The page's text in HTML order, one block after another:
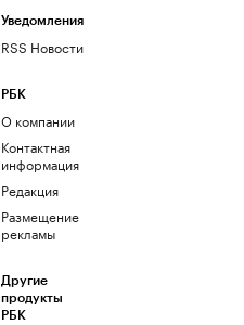
Уведомления
RSS Новости
РБК
О компании
Контактная
информация
Редакция
Размещение
рекламы
Другие
продукты
РБК